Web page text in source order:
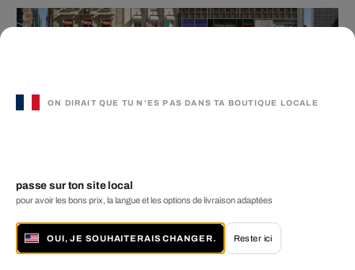
Fifth AveON DIRAIT QUE TU N'ES PAS DANS TA BOUTIQUE LOCALE
passe sur ton site local
pour avoir les bons prix, la langue et les options de livraison adaptées
OUI, JE SOUHAITERAIS CHANGER. Rester ici